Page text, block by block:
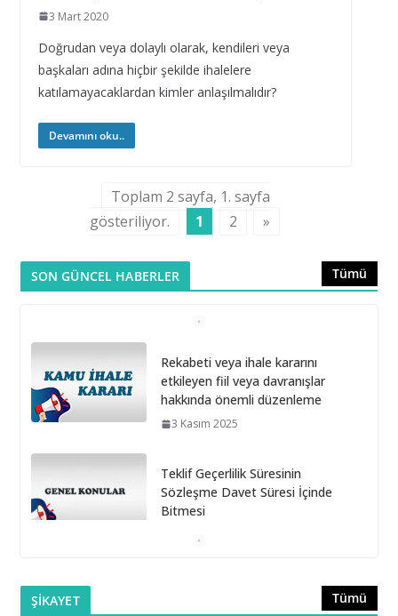
3 Mart 2020
Doğrudan veya dolaylı olarak, kendileri veya
başkaları adına hiçbir şekilde ihalelere
katılamayacaklardan kimler anlaşılmalıdır?
Devamını oku..
Toplam 2 sayfa, 1. sayfa
gösteriliyor.
1 2 »
SON GÜNCEL HABERLER Tümü
Rekabeti veya ihale kararını
etkileyen fiil veya davranışlar
hakkında önemli düzenleme
3 Kasım 2025
Teklif Geçerlilik Süresinin
Sözleşme Davet Süresi İçinde
Bitmesi
Doğrudan Temin Alımlarına İlişkin Muayene ve Kabul
Komisyonunun Kurulmaması
ŞİKAYET Tümü